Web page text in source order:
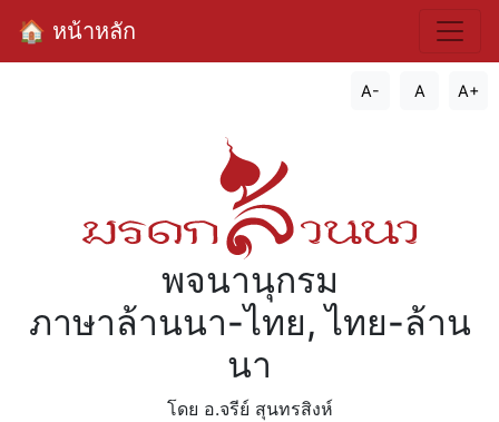
🏠 หน้าหลัก
A- A A+
พจนานุกรม
ภาษาล้านนา-ไทย, ไทย-ล้าน
นา
โดย อ.จรีย์​ สุนทรสิงห์